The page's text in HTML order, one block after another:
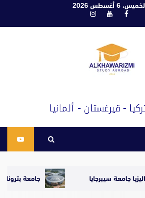
6 أغسطس 2026
فيسبوكيوتيوبانستغرام
5 جامعة بتروناس UTP جامعة سيبرجايا